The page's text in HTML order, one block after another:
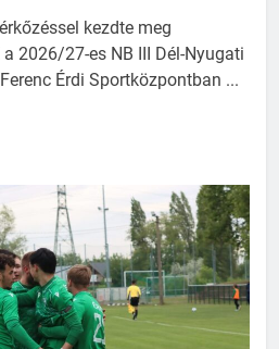
kezdte meg
2026/27-es NB III Dél-Nyugati
Érdi Sportközpontban ...